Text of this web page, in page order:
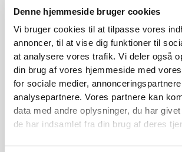
Denne hjemmeside bruger cookies
Vi bruger cookies til at tilpasse vores
annoncer, til at vise dig funktioner til
at analysere vores trafik. Vi deler også
din brug af vores hjemmeside med
for sociale medier,
analysepartnere. Vores partnere kan
data med andre oplysninger, du har
de har indsamlet fra din brug af deres
Sommerferie (3-
Nyd en uforglemmelig
sommerferie i
Sommerferie 2026 – 4
nætter på Knudhule
Badehotel.